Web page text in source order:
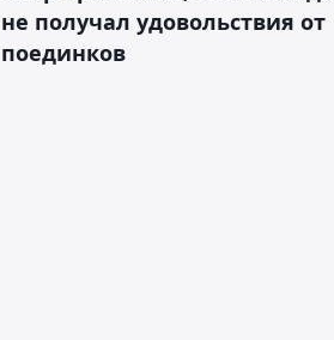
не получал удовольствия от
поединков